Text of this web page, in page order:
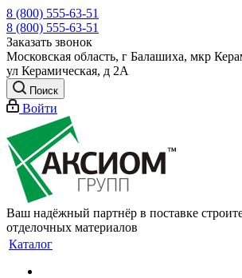
8 (800) 555-63-51
8 (800) 555-63-51
Заказать звонок
Московская область, г Балашиха, мкр
ул Керамическая, д 2А
Поиск
Войти
Ваш надёжный партнёр в поставке
отделочных материалов
Каталог